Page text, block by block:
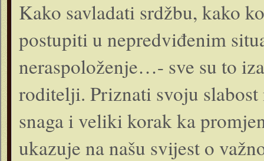
Kako savladati srdžbu, kako
postupiti u nepredviđenim
neraspoloženje…- sve su to
roditelji. Priznati svoju
snaga i veliki korak ka
ukazuje na našu svijest o